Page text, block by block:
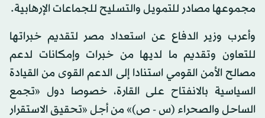
مجموعها مصادر للتمويل والتسليح للجماعات الإرهابية.
وأعرب وزير الدفاع عن استعداد مصر لتقديم خبراتها
للتعاون وتقديم ما لديها من خبرات وإمكانات لدعم
مصالح الأمن القومي استنادا إلى الدعم القوى من القيادة
السياسية بالانفتاح على القارة، خصوصا دول «تجمع
الساحل والصحراء (س - ص)» من أجل «تحقيق الاستقرار